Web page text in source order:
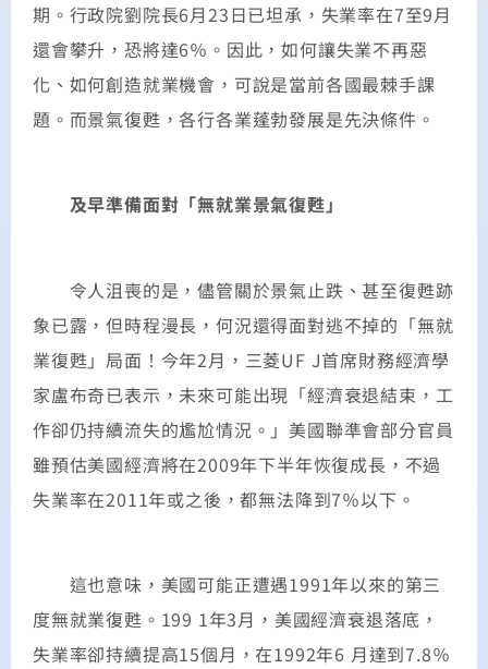
期。行政院劉院長6月23日已坦承，失業率在7至9月
還會攀升，恐將達6％。因此，如何讓失業不再惡
化、如何創造就業機會，可說是當前各國最棘手課
題。而景氣復甦，各行各業蓬勃發展是先決條件。
及早準備面對「無就業景氣復甦」
令人沮喪的是，儘管關於景氣止跌、甚至復甦跡
象已露，但時程漫長，何況還得面對逃不掉的「無就
業復甦」局面！今年2月，三菱UF J首席財務經濟學
家盧布奇已表示，未來可能出現「經濟衰退結束，工
作卻仍持續流失的尷尬情況。」美國聯準會部分官員
雖預估美國經濟將在2009年下半年恢復成長，不過
失業率在2011年或之後，都無法降到7％以下。
這也意味，美國可能正遭遇1991年以來的第三
度無就業復甦。199 1年3月，美國經濟衰退落底，
失業率卻持續提高15個月，在1992年6 月達到7.8％